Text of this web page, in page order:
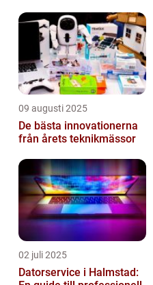
09 augusti 2025
De bästa innovationerna
från årets teknikmässor
02 juli 2025
Datorservice i Halmstad: